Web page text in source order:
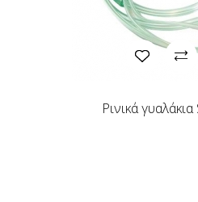
Ρινικά